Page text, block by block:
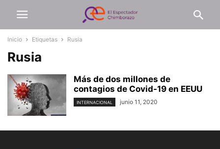
Inicio Etiquetas Rusia
Rusia
Más de dos millones de
contagios de Covid-19 en EEUU
INTERNACIONAL junio 11, 2020